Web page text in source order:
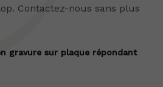
Contactez-nous sans plus
gravure sur plaque répondant